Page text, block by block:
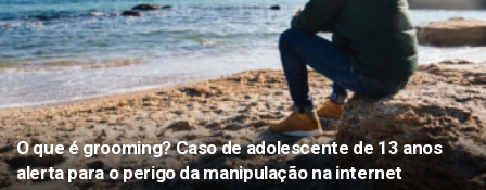
O que é grooming? Caso de adolescente de 13 anos
alerta para o perigo da manipulação na internet